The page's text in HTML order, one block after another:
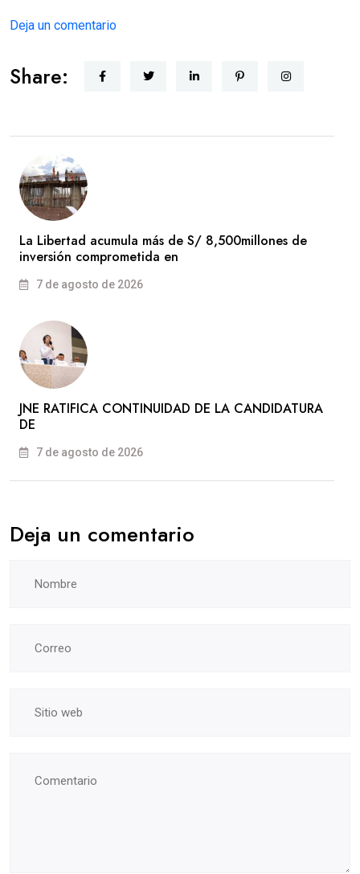
Deja un comentario
Share:
La Libertad acumula más de S/ 8,500millones de
inversión comprometida en
7 de agosto de 2026
JNE RATIFICA CONTINUIDAD DE LA CANDIDATURA
DE
7 de agosto de 2026
Deja un comentario